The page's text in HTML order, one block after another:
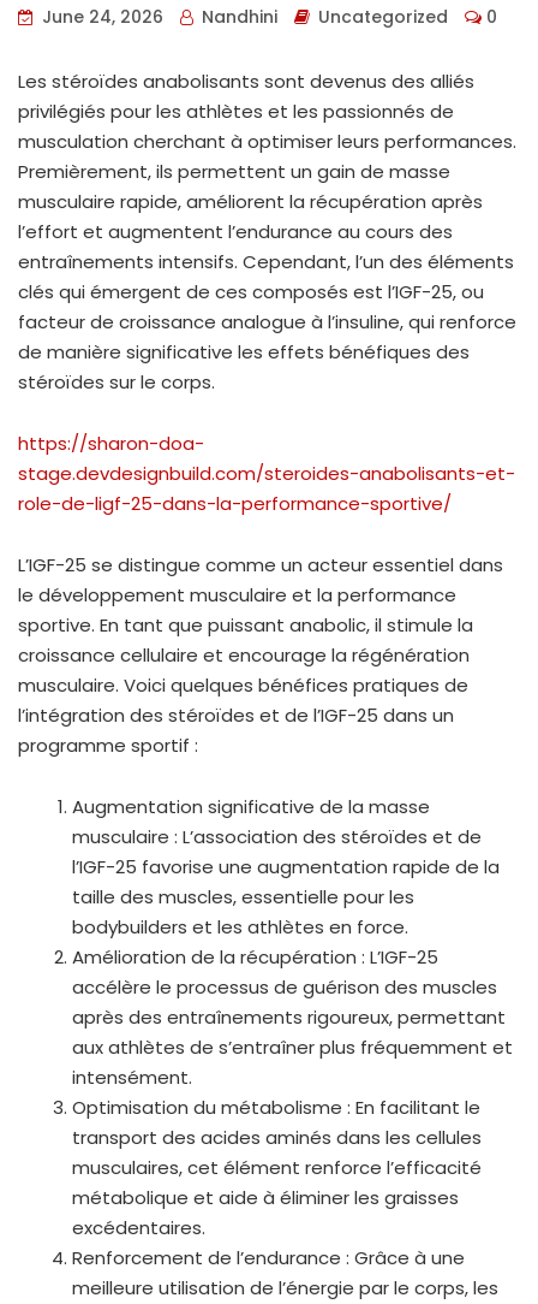
June 24, 2026 Nandhini Uncategorized 0
Les stéroïdes anabolisants sont devenus des alliés
privilégiés pour les athlètes et les passionnés de
musculation cherchant à optimiser leurs performances.
Premièrement, ils permettent un gain de masse
musculaire rapide, améliorent la récupération après
l’effort et augmentent l’endurance au cours des
entraînements intensifs. Cependant, l’un des éléments
clés qui émergent de ces composés est l’IGF-25, ou
facteur de croissance analogue à l’insuline, qui renforce
de manière significative les effets bénéfiques des
stéroïdes sur le corps.
https://sharon-doa-
stage.devdesignbuild.com/steroides-anabolisants-et-
role-de-ligf-25-dans-la-performance-sportive/
L’IGF-25 se distingue comme un acteur essentiel dans
le développement musculaire et la performance
sportive. En tant que puissant anabolic, il stimule la
croissance cellulaire et encourage la régénération
musculaire. Voici quelques bénéfices pratiques de
l’intégration des stéroïdes et de l’IGF-25 dans un
programme sportif :
Augmentation significative de la masse
musculaire : L’association des stéroïdes et de
l’IGF-25 favorise une augmentation rapide de la
taille des muscles, essentielle pour les
bodybuilders et les athlètes en force.
Amélioration de la récupération : L’IGF-25
accélère le processus de guérison des muscles
après des entraînements rigoureux, permettant
aux athlètes de s’entraîner plus fréquemment et
intensément.
Optimisation du métabolisme : En facilitant le
transport des acides aminés dans les cellules
musculaires, cet élément renforce l’efficacité
métabolique et aide à éliminer les graisses
excédentaires.
Renforcement de l’endurance : Grâce à une
meilleure utilisation de l’énergie par le corps, les